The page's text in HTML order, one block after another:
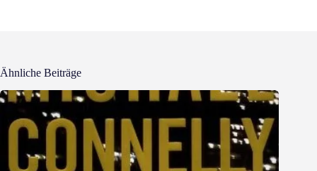
Ähnliche Beiträge